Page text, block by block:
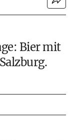
Bier mit